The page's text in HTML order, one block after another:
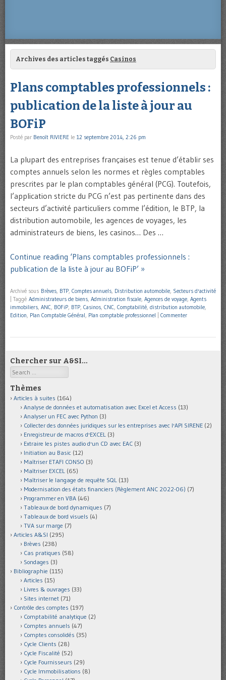
Archives des articles taggés Casinos
Plans comptables professionnels :
publication de la liste à jour au
BOFiP
Posté par Benoît RIVIERE le 12 septembre 2014, 2:26 pm
La plupart des entreprises françaises est tenue d’établir ses
comptes annuels selon les normes et règles comptables
prescrites par le plan comptables général (PCG). Toutefois,
l’application stricte du PCG n’est pas pertinente dans des
secteurs d’activité particuliers comme l’édition, le BTP, la
distribution automobile, les agences de voyages, les
administrateurs de biens, les casinos… Des …
Continue reading ‘Plans comptables professionnels :
publication de la liste à jour au BOFiP’ »
Archivé sous Brèves, BTP, Comptes annuels, Distribution automobile, Secteurs d'activité
Taggé Administrateurs de biens, Administration fiscale, Agences de voyage, Agents
immobiliers, ANC, BOFiP, BTP, Casinos, CNC, Comptabilité, distribution automobile,
Edition, Plan Comptable Général, Plan comptable professionnel Commenter
Chercher sur A&SI…
Search
Thèmes
Articles à suites (164)
Analyse de données et automatisation avec Excel et Access (13)
Analyser un FEC avec Python (3)
Collecter des données juridiques sur les entreprises avec l'API SIRENE (2)
Enregistreur de macros d'EXCEL (3)
Extraire les pistes audio d'un CD avec EAC (3)
Initiation au Basic (12)
Maîtriser ETAFI CONSO (3)
Maîtriser EXCEL (65)
Maîtriser le langage de requête SQL (13)
Modernisation des états financiers (Règlement ANC 2022-06) (7)
Programmer en VBA (46)
Tableaux de bord dynamiques (7)
Tableaux de bord visuels (4)
TVA sur marge (7)
Articles A&SI (295)
Brèves (238)
Cas pratiques (58)
Sondages (3)
Bibliographie (115)
Articles (15)
Livres & ouvrages (33)
Sites internet (71)
Contrôle des comptes (197)
Comptabilité analytique (2)
Comptes annuels (47)
Comptes consolidés (35)
Cycle Clients (28)
Cycle Fiscalité (52)
Cycle Fournisseurs (29)
Cycle Immobilisations (8)